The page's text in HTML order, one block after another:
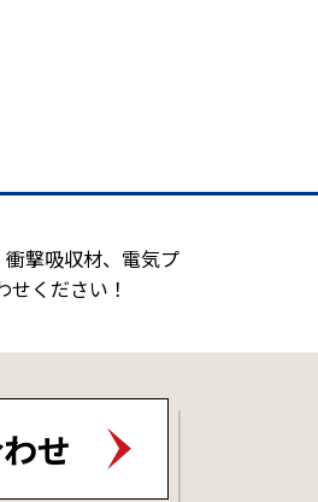
撃吸収材、電気プ
ください！
せ